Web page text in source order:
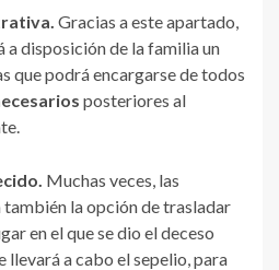
Gracias a este apartado,
a disposición de la familia un
que podrá encargarse de todos
posteriores al
Muchas veces, las
la opción de trasladar
en el que se dio el deceso
llevará a cabo el sepelio, para